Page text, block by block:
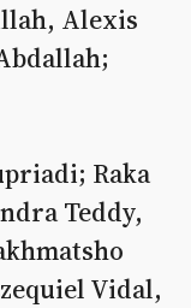
Alexis
Raka
Teddy,
Vidal,